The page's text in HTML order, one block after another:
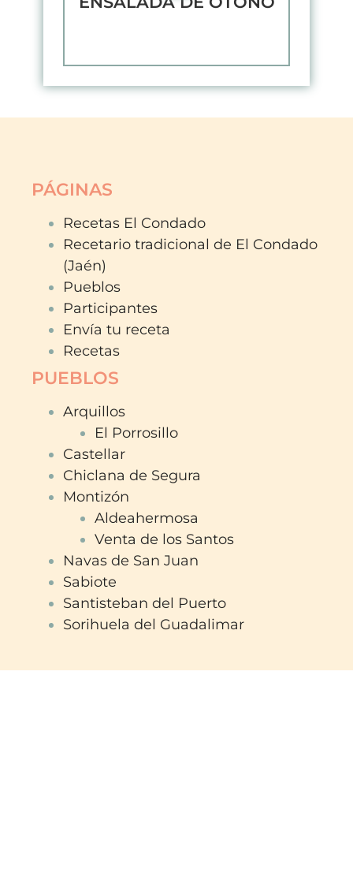
PÁGINAS
Recetas El Condado
Recetario tradicional de El Condado
(Jaén)
Pueblos
Participantes
Envía tu receta
Recetas
PUEBLOS
Arquillos
El Porrosillo
Castellar
Chiclana de Segura
Montizón
Aldeahermosa
Venta de los Santos
Navas de San Juan
Sabiote
Santisteban del Puerto
Sorihuela del Guadalimar